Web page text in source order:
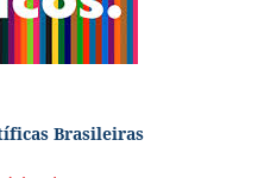
Brasileiras